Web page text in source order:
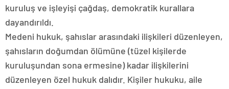
kuruluş ve işleyişi çağdaş, demokratik kurallara
dayandırıldı.
Medeni hukuk, şahıslar arasındaki ilişkileri düzenleyen,
şahısların doğumdan ölümüne (tüzel kişilerde
kuruluşundan sona ermesine) kadar ilişkilerini
düzenleyen özel hukuk dalıdır. Kişiler hukuku, aile